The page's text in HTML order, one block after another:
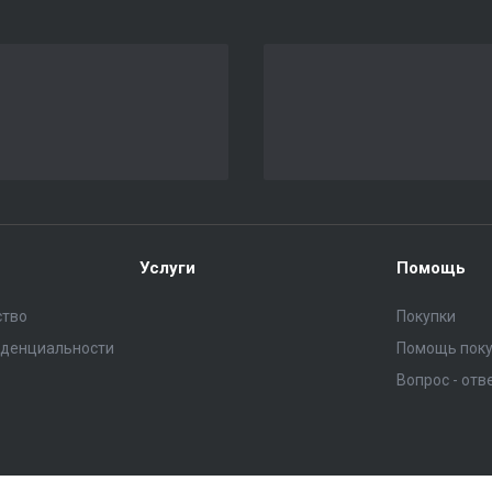
Услуги Помощь
Покупки
Помощь
Вопрос -